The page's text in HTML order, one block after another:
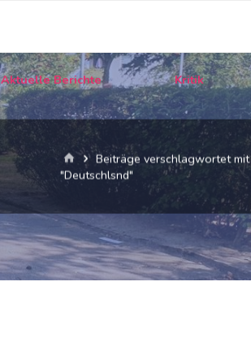
Aktuelle Berichte Kritik
StartBeiträge verschlagwortet mit
"Deutschlsnd"